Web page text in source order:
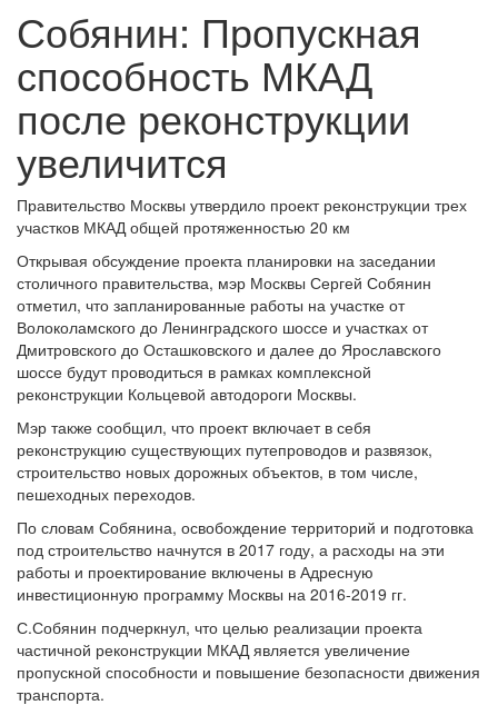
Собянин: Пропускная
способность МКАД
после реконструкции
увеличится
Правительство Москвы утвердило проект реконструкции трех
участков МКАД общей протяженностью 20 км
Открывая обсуждение проекта планировки на заседании
столичного правительства, мэр Москвы Сергей Собянин
отметил, что запланированные работы на участке от
Волоколамского до Ленинградского шоссе и участках от
Дмитровского до Осташковского и далее до Ярославского
шоссе будут проводиться в рамках комплексной
реконструкции Кольцевой автодороги Москвы.
Мэр также сообщил, что проект включает в себя
реконструкцию существующих путепроводов и развязок,
строительство новых дорожных объектов, в том числе,
пешеходных переходов.
По словам Собянина, освобождение территорий и подготовка
под строительство начнутся в 2017 году, а расходы на эти
работы и проектирование включены в Адресную
инвестиционную программу Москвы на 2016-2019 гг.
С.Собянин подчеркнул, что целью реализации проекта
частичной реконструкции МКАД является увеличение
пропускной способности и повышение безопасности движения
транспорта.